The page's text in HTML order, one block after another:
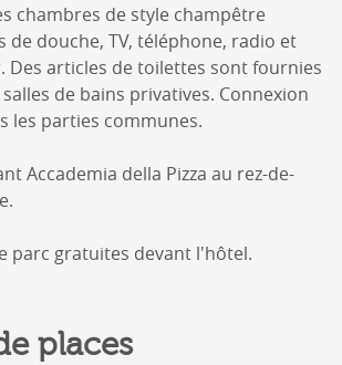
chambres de style champêtre
de douche, TV, téléphone, radio et
Des articles de toilettes sont fournies
de bains privatives. Connexion
les parties communes.
Accademia della Pizza au rez-de-
parc gratuites devant l'hôtel.
places